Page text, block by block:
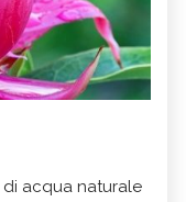
acqua naturale